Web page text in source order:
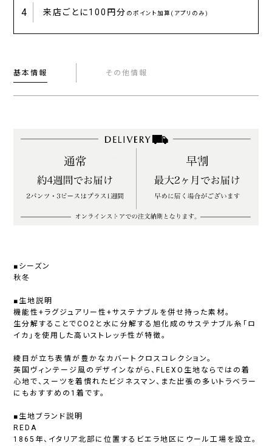
4 来店ごとに100円分 のポイント加算(アプリのみ)
基本情報 その他情報
■シーズン
秋冬
■生地説明
機能性+ラグジュアリー性+サステナブルを併せ持った素材。
生分解することでCO2と水に分解する旭化成のサステナブル糸「ロ
イカ」を使用した高いストレッチ性が特徴。
綾目が立ち表情が豊かなカバートクロスコレクション。
英国ヴィンテージ風のデザインながら、FLEXO生地ならではの着
心地で、スーツを着慣れたビジネスマン、また出張の多いトラベラー
にもおすすめの1着です。
■生地ブランド説明
REDA
1865年、イタリア北部に位置するビエラ地区にウール工場を設立。